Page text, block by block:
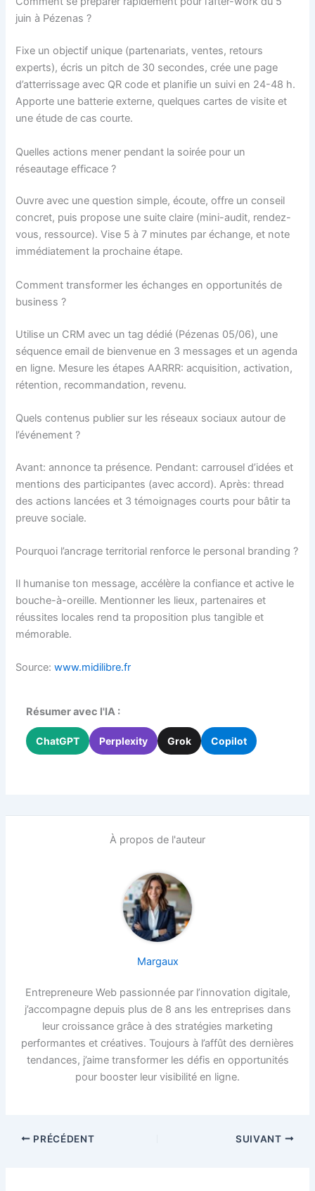
juin à Pézenas ?
Fixe un objectif unique (partenariats, ventes, retours
experts), écris un pitch de 30 secondes, crée une page
d’atterrissage avec QR code et planifie un suivi en 24-48 h.
Apporte une batterie externe, quelques cartes de visite et
une étude de cas courte.
Quelles actions mener pendant la soirée pour un
réseautage efficace ?
Ouvre avec une question simple, écoute, offre un conseil
concret, puis propose une suite claire (mini-audit, rendez-
vous, ressource). Vise 5 à 7 minutes par échange, et note
immédiatement la prochaine étape.
Comment transformer les échanges en opportunités de
business ?
Utilise un CRM avec un tag dédié (Pézenas 05/06), une
séquence email de bienvenue en 3 messages et un agenda
en ligne. Mesure les étapes AARRR: acquisition, activation,
rétention, recommandation, revenu.
Quels contenus publier sur les réseaux sociaux autour de
l’événement ?
Avant: annonce ta présence. Pendant: carrousel d’idées et
mentions des participantes (avec accord). Après: thread
des actions lancées et 3 témoignages courts pour bâtir ta
preuve sociale.
Pourquoi l’ancrage territorial renforce le personal branding ?
Il humanise ton message, accélère la confiance et active le
bouche-à-oreille. Mentionner les lieux, partenaires et
réussites locales rend ta proposition plus tangible et
mémorable.
Source:www.midilibre.fr
Résumer avec l'IA :
ChatGPT Perplexity Grok Copilot
À propos de l'auteur
Margaux
Entrepreneure Web passionnée par l’innovation digitale,
j’accompagne depuis plus de 8 ans les entreprises dans
leur croissance grâce à des stratégies marketing
performantes et créatives. Toujours à l’affût des dernières
tendances, j’aime transformer les défis en opportunités
pour booster leur visibilité en ligne.
PRÉCÉDENT SUIVANT